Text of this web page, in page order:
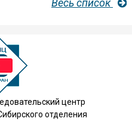
Весь список
центр
отделения